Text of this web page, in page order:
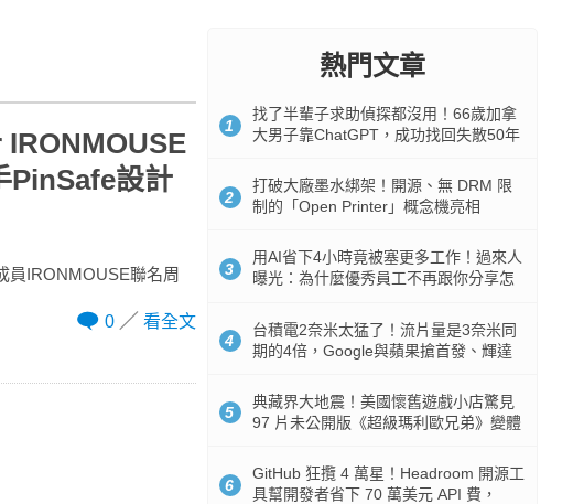
IRONMOUSE
PinSafe設計
員IRONMOUSE聯名周
0
看全文
熱門文章
1
找了半輩子求助偵探都沒用！66歲加拿
大男子靠ChatGPT，成功找回失散50年
2
打破大廠墨水綁架！開源、無 DRM 限
制的「Open Printer」概念機亮相
3
用AI省下4小時竟被塞更多工作！過來人
曝光：為什麼優秀員工不再跟你分享怎
4
台積電2奈米太猛了！流片量是3奈米同
期的4倍，Google與蘋果搶首發、輝達
5
典藏界大地震！美國懷舊遊戲小店驚見
97 片未公開版《超級瑪利歐兄弟》變體
6
GitHub 狂攬 4 萬星！Headroom 開源工
具幫開發者省下 70 萬美元 API 費，